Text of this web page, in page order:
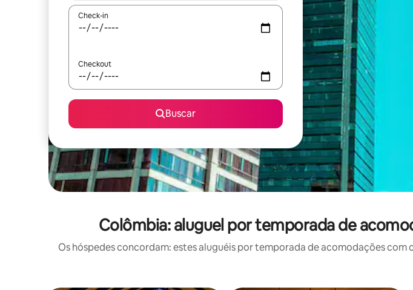
Check-in
Checkout
Buscar
Colômbia: aluguel por temporada de
Os hóspedes concordam: estes aluguéis por temporada de acomodações